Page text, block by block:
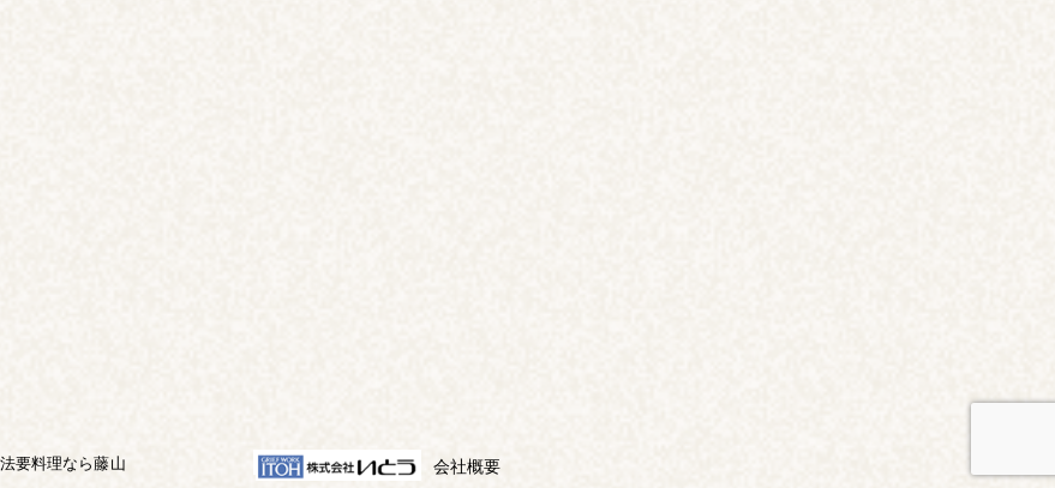
会社概要
要料理なら藤山